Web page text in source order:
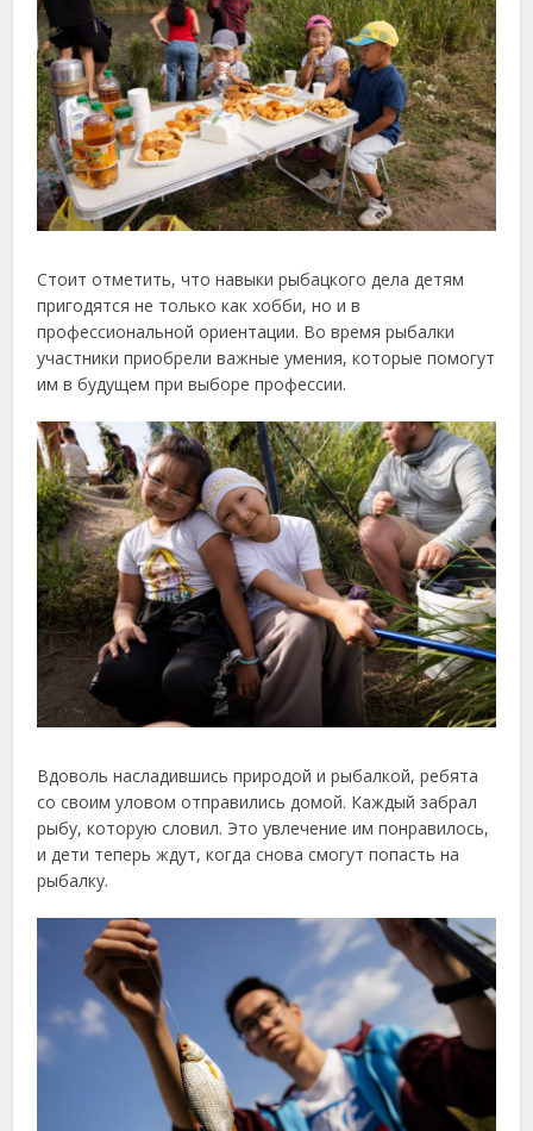
Стоит отметить, что навыки рыбацкого дела детям
пригодятся не только как хобби, но и в
профессиональной ориентации. Во время рыбалки
участники приобрели важные умения, которые помогут
им в будущем при выборе профессии.
Вдоволь насладившись природой и рыбалкой, ребята
со своим уловом отправились домой. Каждый забрал
рыбу, которую словил. Это увлечение им понравилось,
и дети теперь ждут, когда снова смогут попасть на
рыбалку.